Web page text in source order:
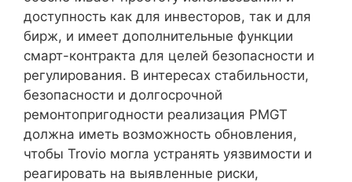
доступность как для инвесторов, так и для
бирж, и имеет дополнительные функции
смарт-контракта для целей безопасности и
регулирования. В интересах стабильности,
безопасности и долгосрочной
ремонтопригодности реализация PMGT
должна иметь возможность обновления,
чтобы Trovio могла устранять уязвимости и
реагировать на выявленные риски,